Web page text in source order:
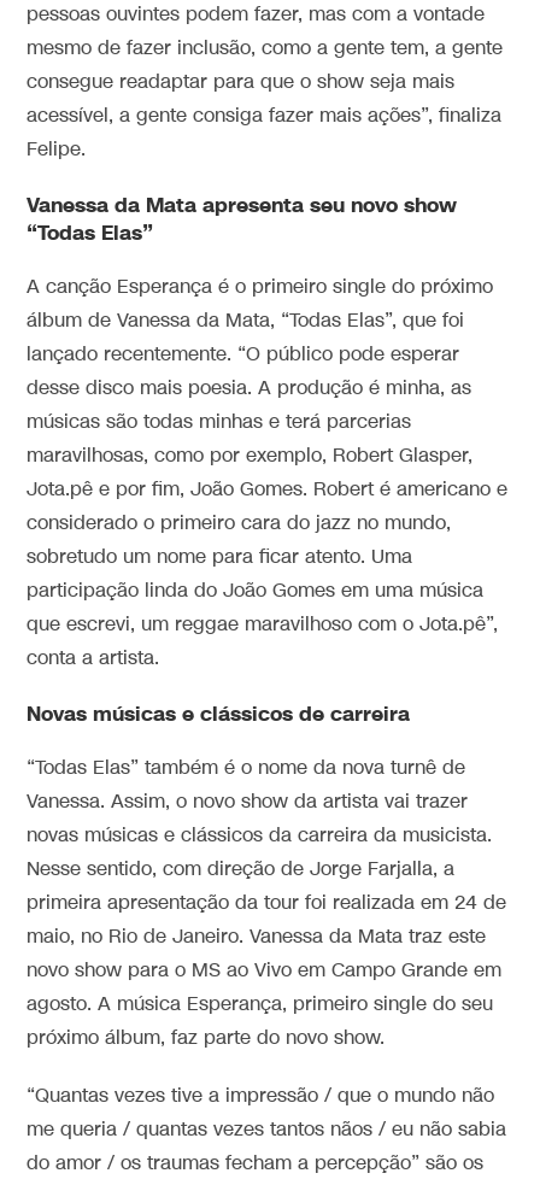
pessoas ouvintes podem fazer, mas com a vontade
mesmo de fazer inclusão, como a gente tem, a gente
consegue readaptar para que o show seja mais
acessível, a gente consiga fazer mais ações”, finaliza
Felipe.
Vanessa da Mata apresenta seu novo show
“Todas Elas”
A canção Esperança é o primeiro single do próximo
álbum de Vanessa da Mata, “Todas Elas”, que foi
lançado recentemente. “O público pode esperar
desse disco mais poesia. A produção é minha, as
músicas são todas minhas e terá parcerias
maravilhosas, como por exemplo, Robert Glasper,
Jota.pê e por fim, João Gomes. Robert é americano e
considerado o primeiro cara do jazz no mundo,
sobretudo um nome para ficar atento. Uma
participação linda do João Gomes em uma música
que escrevi, um reggae maravilhoso com o Jota.pê”,
conta a artista.
Novas músicas e clássicos de carreira
“Todas Elas” também é o nome da nova turnê de
Vanessa. Assim, o novo show da artista vai trazer
novas músicas e clássicos da carreira da musicista.
Nesse sentido, com direção de Jorge Farjalla, a
primeira apresentação da tour foi realizada em 24 de
maio, no Rio de Janeiro. Vanessa da Mata traz este
novo show para o MS ao Vivo em Campo Grande em
agosto. A música Esperança, primeiro single do seu
próximo álbum, faz parte do novo show.
“Quantas vezes tive a impressão / que o mundo não
me queria / quantas vezes tantos nãos / eu não sabia
do amor / os traumas fecham a percepção” são os